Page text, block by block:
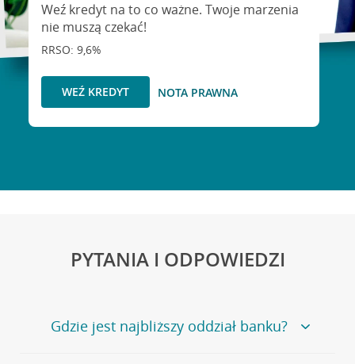
Weź kredyt na to co ważne. Twoje marzenia
nie muszą czekać!
RRSO: 9,6%
WEŹ KREDYT NOTA PRAWNA
PYTANIA I ODPOWIEDZI
Gdzie jest najbliższy oddział banku?